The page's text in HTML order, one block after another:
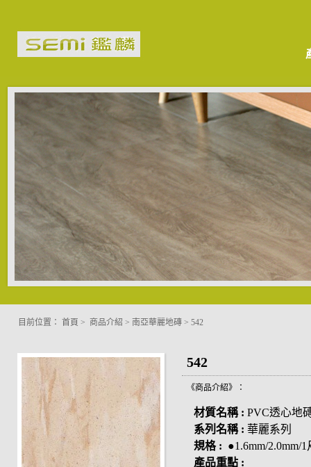
目前位置： 首頁 > 商品介紹 > 南亞華麗地磚 > 542
542
《商品介紹》：
材質名稱 : PVC透心地
系列名稱 : 華麗系列
規格 : ●1.6mm/2.0mm/1
產品重點 :